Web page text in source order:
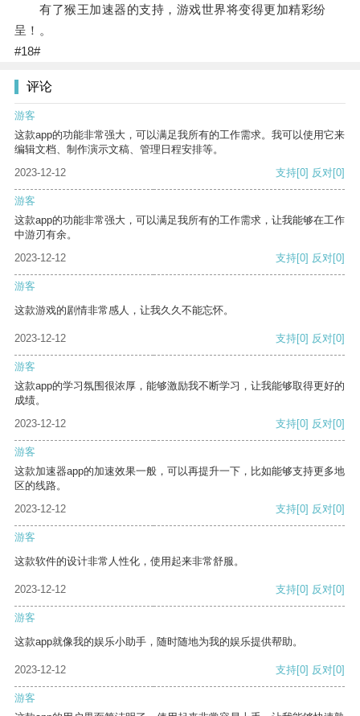
有了猴王加速器的支持，游戏世界将变得更加精彩纷
呈！。
#18#
评论
游客
这款app的功能非常强大，可以满足我所有的工作需求。我可以使用它来
编辑文档、制作演示文稿、管理日程安排等。
2023-12-12
支持[0] 反对[0]
游客
这款app的功能非常强大，可以满足我所有的工作需求，让我能够在工作
中游刃有余。
2023-12-12
支持[0] 反对[0]
游客
这款游戏的剧情非常感人，让我久久不能忘怀。
2023-12-12 支持[0] 反对[0]
游客
这款app的学习氛围很浓厚，能够激励我不断学习，让我能够取得更好的
成绩。
2023-12-12
支持[0] 反对[0]
游客
这款加速器app的加速效果一般，可以再提升一下，比如能够支持更多地
区的线路。
2023-12-12
支持[0] 反对[0]
游客
这款软件的设计非常人性化，使用起来非常舒服。
2023-12-12 支持[0] 反对[0]
游客
这款app就像我的娱乐小助手，随时随地为我的娱乐提供帮助。
2023-12-12 支持[0] 反对[0]
游客